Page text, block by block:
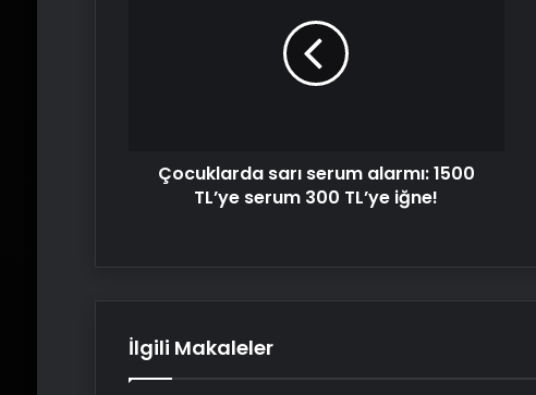
iğne!Çocuklarda sarı serum alarmı: 1500
TL’ye serum 300 TL’ye iğne!
İlgili Makaleler